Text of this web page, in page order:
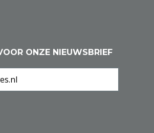
ONZE NIEUWSBRIEF